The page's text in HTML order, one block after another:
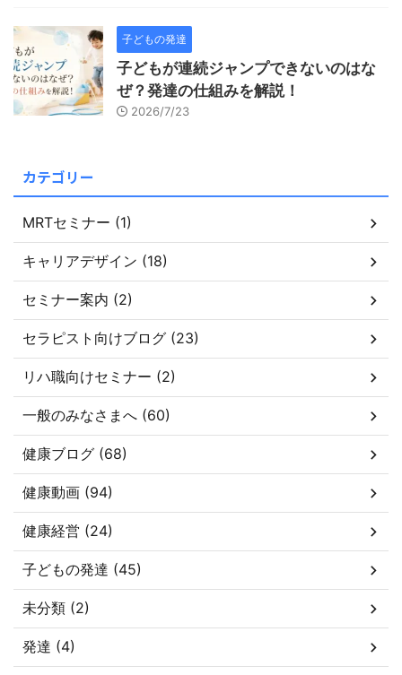
子どもの発達
子どもが連続ジャンプできないのはな
ぜ？発達の仕組みを解説！
2026/7/23
カテゴリー
MRTセミナー (1)
キャリアデザイン (18)
セミナー案内 (2)
セラピスト向けブログ (23)
リハ職向けセミナー (2)
一般のみなさまへ (60)
健康ブログ (68)
健康動画 (94)
健康経営 (24)
子どもの発達 (45)
未分類 (2)
発達 (4)